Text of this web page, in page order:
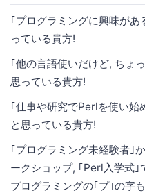
｢プログラミングに興味が
っている貴方!
｢他の言語使いだけど, ちょ
思っている貴方!
｢仕事や研究でPerlを使い始
と思っている貴方!
｢プログラミング未経験者｣
ークショップ, ｢Perl入学式
プログラミングの｢プ｣の字